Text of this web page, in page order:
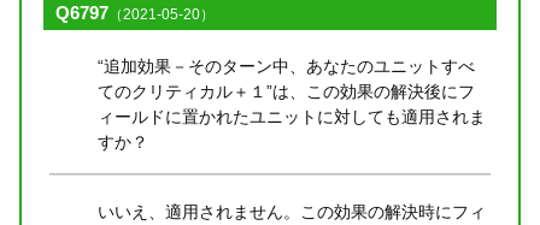
Q6797 （2021-05-20）
“追加効果－そのターン中、あなたのユニットすべ
てのクリティカル＋１”は、この効果の解決後にフ
ィールドに置かれたユニットに対しても適用されま
すか？
いいえ、適用されません。この効果の解決時にフィ